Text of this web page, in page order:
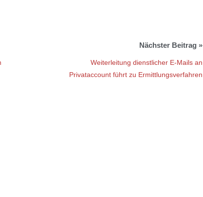
Weiterleitung dienstlicher E-Mails an
Privataccount führt zu Ermittlungsverfahren